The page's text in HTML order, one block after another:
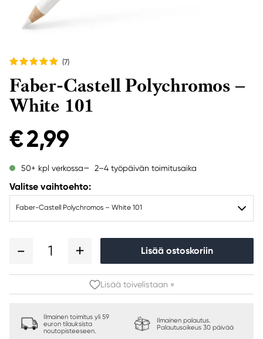
(7)
Faber-Castell Polychromos –
White 101
€ 2,99
50+ kpl verkossa 2–4 työpäivän toimitusaika
Valitse vaihtoehto:
Faber-Castell Polychromos – White 101
1 Lisää ostoskoriin
Lisää toivelistaan »
Ilmainen toimitus yli 59
euron tilauksista
noutopisteeseen.
Ilmainen palautus.
Palautusoikeus 30 päivää